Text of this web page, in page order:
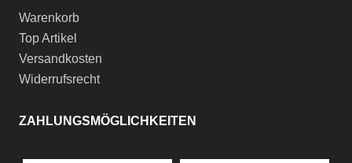
Warenkorb
Top Artikel
Versandkosten
Widerrufsrecht
ZAHLUNGSMÖGLICHKEITEN